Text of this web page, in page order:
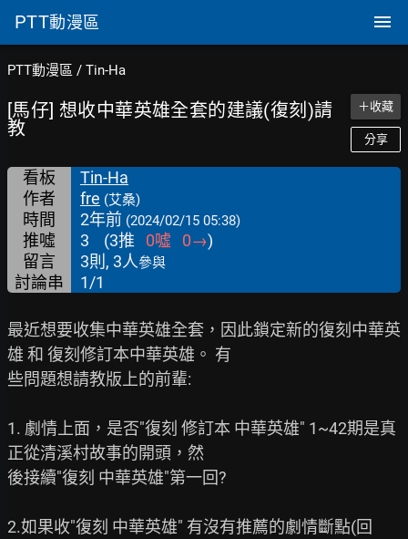
PTT動漫區
PTT動漫區 / Tin-Ha
[馬仔] 想收中華英雄全套的建議(復刻)請
教
＋收藏
分享
看板
Tin-Ha
作者
fre (艾桑)
時間 2年前 (2024/02/15 05:38)
推噓 3 (3推 0噓 0→)
留言
3則, 3人參與
討論串 1/1
最近想要收集中華英雄全套，因此鎖定新的復刻中華英
雄 和 復刻修訂本中華英雄。 有
些問題想請教版上的前輩:
1. 劇情上面，是否"復刻 修訂本 中華英雄" 1~42期是真
正從清溪村故事的開頭，然
後接續"復刻 中華英雄"第一回?
2.如果收"復刻 中華英雄" 有沒有推薦的劇情斷點(回